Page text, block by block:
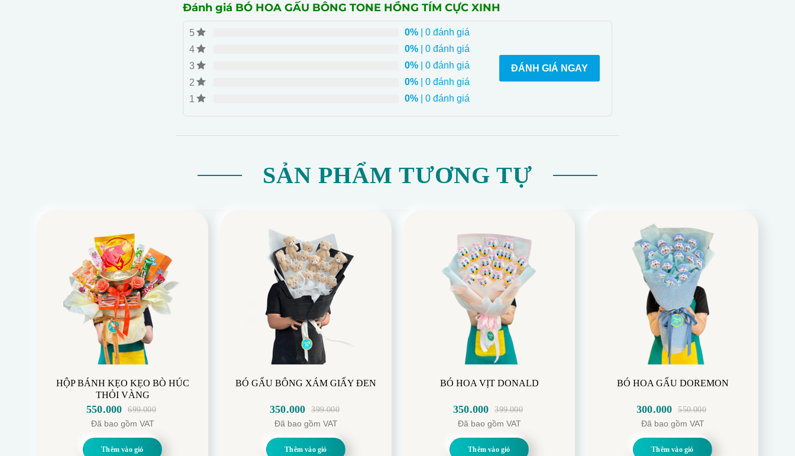
Đánh giá BÓ HOA GẤU BÔNG TONE HỒNG TÍM CỰC XINH
5 0%| 0 đánh giá
4
0%| 0 đánh giá
3
0%| 0 đánh giá
2
0%| 0 đánh giá
1
0%| 0 đánh giá
ĐÁNH GIÁ NGAY
SẢN PHẨM TƯƠNG TỰ
HỘP BÁNH KẸO KẸO BÒ HÚC
THỎI VÀNG
699.000
là:
550.000
tại
Đã bao gồm VAT
Thêm vào giỏ
BÓ GẤU BÔNG XÁM GIẤY ĐEN
399.000
là:
350.000
tại
Đã bao gồm VAT
Thêm vào giỏ
BÓ HOA VỊT DONALD
399.000
là:
350.000
tại
Đã bao gồm VAT
Thêm vào giỏ
BÓ HOA GẤU DOREMON
550.000
là:
300.000
tại
Đã bao gồm VAT
Thêm vào giỏ